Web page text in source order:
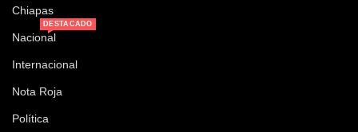
Chiapas
Nacional
DESTACADO
Internacional
Nota Roja
Política